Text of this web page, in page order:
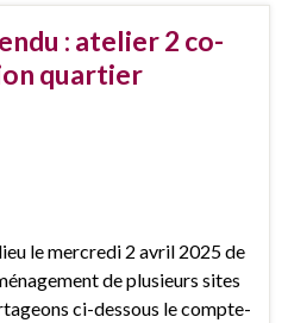
: atelier 2 co-
quartier
le mercredi 2 avril 2025 de
de plusieurs sites
ci-dessous le compte-